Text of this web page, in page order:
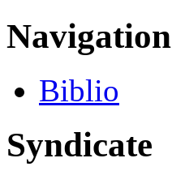
Navigation
Biblio
Syndicate